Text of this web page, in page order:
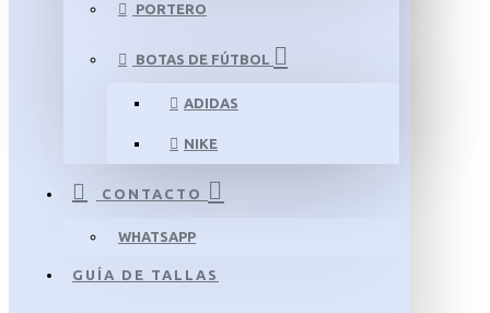
PORTERO
BOTAS DE FÚTBOL
ADIDAS
NIKE
CONTACTO
WHATSAPP
GUÍA DE TALLAS